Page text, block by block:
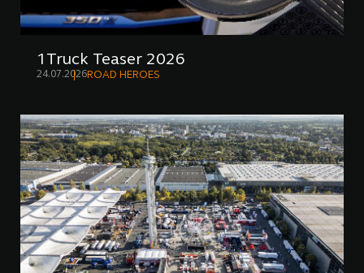
1Truck Teaser 2026
24.07.2026ROAD HEROES